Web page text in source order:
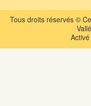
Tous droits réservés ©